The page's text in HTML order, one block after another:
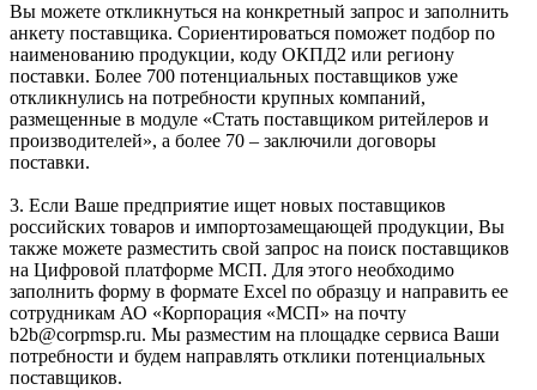
Вы можете откликнуться на конкретный запрос и заполнить
анкету поставщика. Сориентироваться поможет подбор по
наименованию продукции, коду ОКПД2 или региону
поставки. Более 700 потенциальных поставщиков уже
откликнулись на потребности крупных компаний,
размещенные в модуле «Стать поставщиком ритейлеров и
производителей», а более 70 – заключили договоры
поставки.
3. Если Ваше предприятие ищет новых поставщиков
российских товаров и импортозамещающей продукции, Вы
также можете разместить свой запрос на поиск поставщиков
на Цифровой платформе МСП. Для этого необходимо
заполнить форму в формате Excel по образцу и направить ее
сотрудникам АО «Корпорация «МСП» на почту
b2b@corpmsp.ru. Мы разместим на площадке сервиса Ваши
потребности и будем направлять отклики потенциальных
поставщиков.